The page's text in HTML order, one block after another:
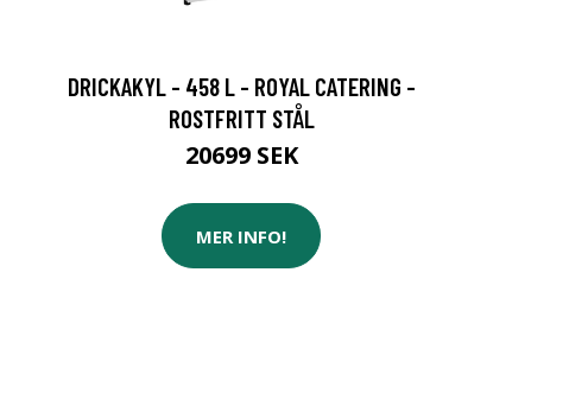
DRICKAKYL - 458 L - ROYAL CATERING -
ROSTFRITT STÅL
20699 SEK
MER INFO!